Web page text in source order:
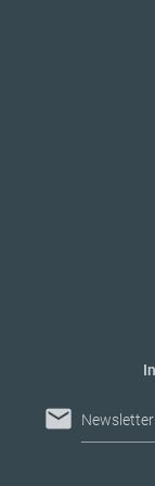
mail Newsletter